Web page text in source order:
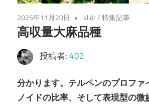
2025年11月20日 slidr/特集記事
高収量大麻品種
投稿者:402
分かります。テルペンのプロファ
ノイドの比率、そして表現型の微